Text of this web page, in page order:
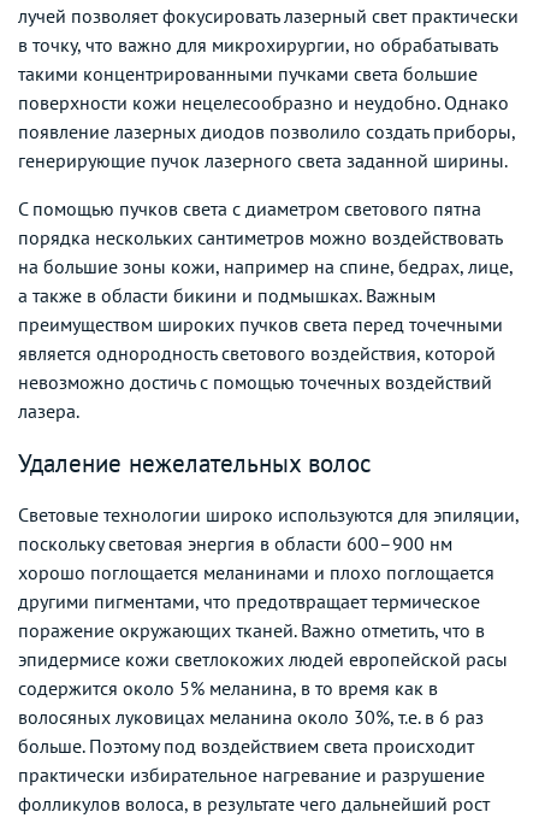
лучей позволяет фокусировать лазерный свет практически
в точку, что важно для микрохирургии, но обрабатывать
такими концентрированными пучками света большие
поверхности кожи нецелесообразно и неудобно. Однако
появление лазерных диодов позволило создать приборы,
генерирующие пучок лазерного света заданной ширины.
С помощью пучков света с диаметром светового пятна
порядка нескольких сантиметров можно воздействовать
на большие зоны кожи, например на спине, бедрах, лице,
а также в области бикини и подмышках. Важным
преимуществом широких пучков света перед точечными
является однородность светового воздействия, которой
невозможно достичь с помощью точечных воздействий
лазера.
Удаление нежелательных волос
Световые технологии широко используются для эпиляции,
поскольку световая энергия в области 600–900 нм
хорошо поглощается меланинами и плохо поглощается
другими пигментами, что предотвращает термическое
поражение окружающих тканей. Важно отметить, что в
эпидермисе кожи светлокожих людей европейской расы
содержится около 5% меланина, в то время как в
волосяных луковицах меланина около 30%, т.е. в 6 раз
больше. Поэтому под воздействием света происходит
практически избирательное нагревание и разрушение
фолликулов волоса, в результате чего дальнейший рост